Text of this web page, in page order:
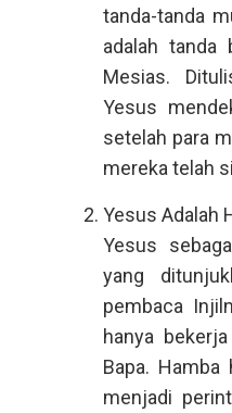
tanda-tanda
adalah tanda
Mesias.
Yesus
setelah para
mereka telah
Yesus Adalah
Yesus
yang
pembaca
hanya
Bapa. Hamba
menjadi